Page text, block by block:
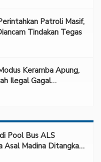
Patroli Masif,
Tindakan Tegas
Keramba Apung,
Ilegal Gagal
Pool Bus ALS
Asal Madina Ditangkap